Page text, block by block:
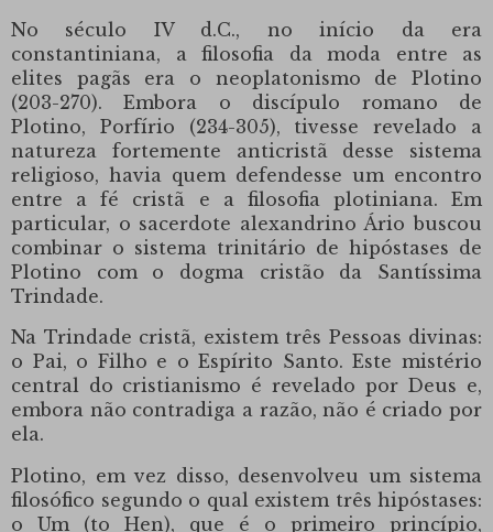
No século IV d.C., no início da era
constantiniana, a filosofia da moda entre as
elites pagãs era o neoplatonismo de Plotino
(203-270).
Embora o discípulo romano de
Plotino, Porfírio (234-305), tivesse revelado a
natureza fortemente anticristã desse sistema
religioso, havia quem defendesse um encontro
entre a fé cristã e a filosofia plotiniana.
Em
particular, o sacerdote alexandrino Ário buscou
combinar o sistema trinitário de hipóstases de
Plotino com o dogma cristão da Santíssima
Trindade.
Na Trindade cristã, existem três Pessoas divinas:
o Pai, o Filho e o Espírito Santo. Este mistério
central do cristianismo é revelado por Deus e,
embora não contradiga a razão, não é criado por
ela.
Plotino, em vez disso, desenvolveu um sistema
filosófico segundo o qual existem três hipóstases:
o Um (to Hen), que é o primeiro princípio,